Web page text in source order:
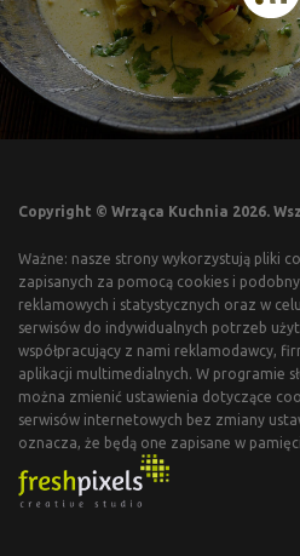
Copyright © Wrząca Kuchnia 2026.
Ważne: nasze strony wykorzystują pliki
zapisanych za pomocą cookies i
reklamowych i statystycznych oraz w
serwisów do indywidualnych potrzeb
współpracujący z nami reklamodawcy,
aplikacji multimedialnych. W programie
można zmienić ustawienia dotyczące
serwisów internetowych bez zmiany
oznacza, że będą one zapisane w